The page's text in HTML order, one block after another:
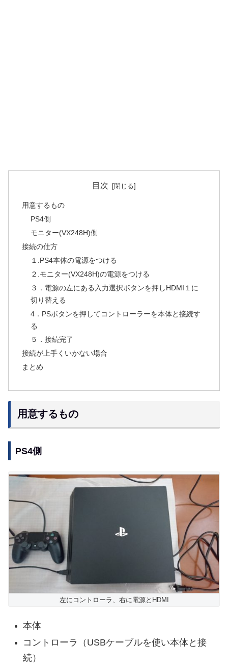
目次
用意するもの
PS4側
モニター(VX248H)側
接続の仕方
１.PS4本体の電源をつける
２.モニター(VX248H)の電源をつける
３．電源の左にある入力選択ボタンを押しHDMI１に
切り替える
4．PSボタンを押してコントローラーを本体と接続す
る
５．接続完了
接続が上手くいかない場合
まとめ
用意するもの
PS4側
左にコントローラ、右に電源とHDMI
本体
コントローラ（USBケーブルを使い本体と接
続）